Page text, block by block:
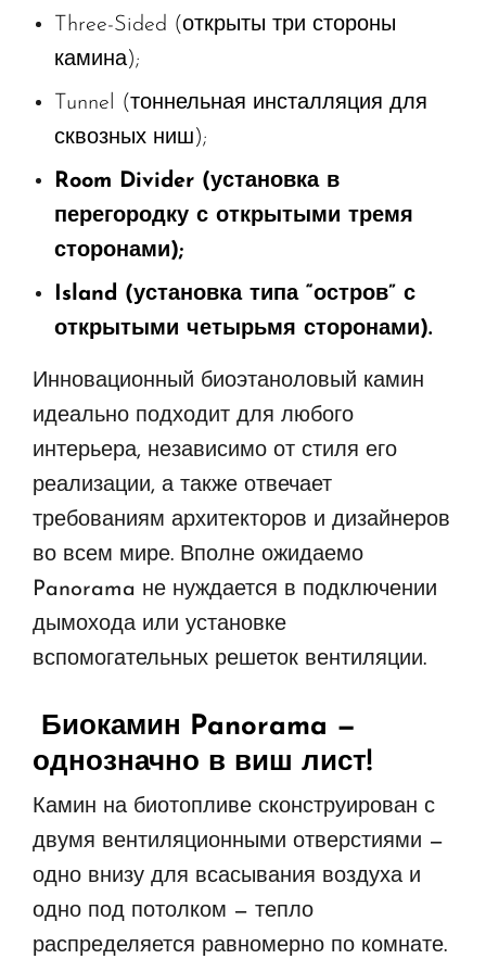
Three-Sided (открыты три стороны
камина);
Tunnel (тоннельная инсталляция для
сквозных ниш);
Room Divider (установка в
перегородку с открытыми тремя
сторонами);
Island (установка типа “остров” с
открытыми четырьмя сторонами).
Инновационный биоэтаноловый камин
идеально подходит для любого
интерьера, независимо от стиля его
реализации, а также отвечает
требованиям архитекторов и дизайнеров
во всем мире. Вполне ожидаемо
Panorama не нуждается в подключении
дымохода или установке
вспомогательных решеток вентиляции.
Биокамин Panorama —
однозначно в виш лист!
Камин на биотопливе сконструирован с
двумя вентиляционными отверстиями —
одно внизу для всасывания воздуха и
одно под потолком — тепло
распределяется равномерно по комнате.